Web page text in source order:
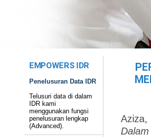
EMPOWERS IDR
Penelusuran Data IDR
Telusuri data di dalam
IDR kami
menggunakan fungsi
penelusuran lengkap
(Advanced).
Aziza,